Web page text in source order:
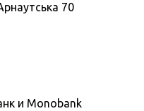
70
и Monobank